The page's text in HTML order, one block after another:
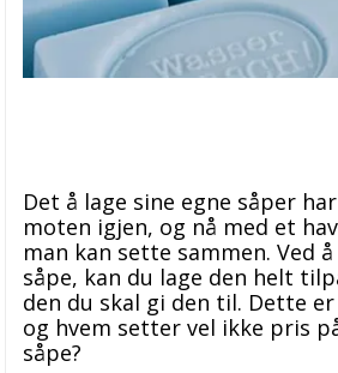
Det å lage sine egne såper
moten igjen, og nå med et
man kan sette sammen. Ved
såpe, kan du lage den helt
den du skal gi den til. Dette
og hvem setter vel ikke pris
såpe?